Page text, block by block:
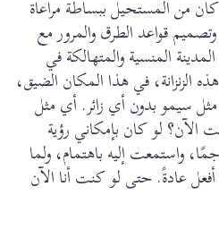
من المستحيل ببساطة مراعاة
قواعد الطرق والمرور مع
المنسية والمتهالكة في
الزنزانة، في هذا المكان الضيق،
مثل سيمو بدون أي زائر. أي مثل
لو كان بإمكاني رؤية
واستمعت إليه باهتمام، ولما
عادةً. حتى لو كنت أنا الآن